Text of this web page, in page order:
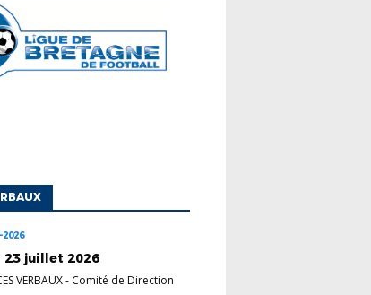
2026
23 juillet 2026
VERBAUX- Comité de Direction